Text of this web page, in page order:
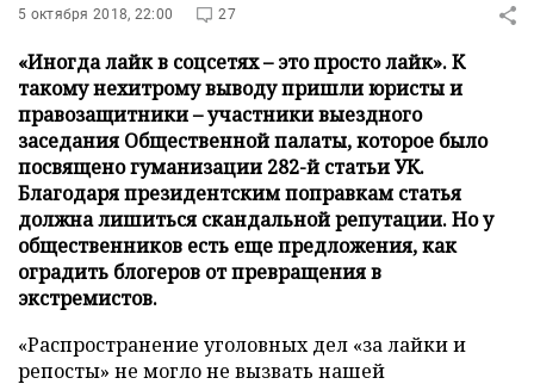
5 октября 2018, 22:00 27
«Иногда лайк в соцсетях – это просто лайк». К
такому нехитрому выводу пришли юристы и
правозащитники – участники выездного
заседания Общественной палаты, которое было
посвящено гуманизации 282-й статьи УК.
Благодаря президентским поправкам статья
должна лишиться скандальной репутации. Но у
общественников есть еще предложения, как
оградить блогеров от превращения в
экстремистов.
«Распространение уголовных дел «за лайки и
репосты» не могло не вызвать нашей